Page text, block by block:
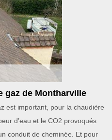
gaz de Montharville
est important, pour la chaudière
d’eau et le CO2 provoqués
conduit de cheminée. Et pour